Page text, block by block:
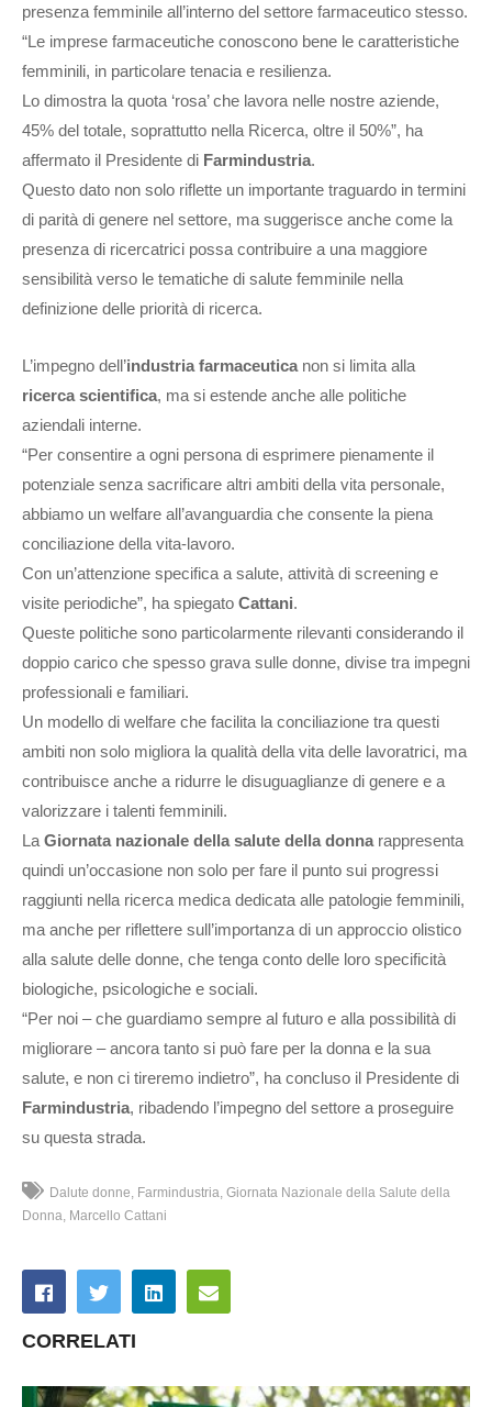
presenza femminile all’interno del settore farmaceutico stesso.
“Le imprese farmaceutiche conoscono bene le caratteristiche
femminili, in particolare tenacia e resilienza.
Lo dimostra la quota ‘rosa’ che lavora nelle nostre aziende,
45% del totale, soprattutto nella Ricerca, oltre il 50%”, ha
affermato il Presidente di Farmindustria.
Questo dato non solo riflette un importante traguardo in termini
di parità di genere nel settore, ma suggerisce anche come la
presenza di ricercatrici possa contribuire a una maggiore
sensibilità verso le tematiche di salute femminile nella
definizione delle priorità di ricerca.
L’impegno dell’industria farmaceutica non si limita alla
ricerca scientifica, ma si estende anche alle politiche
aziendali interne.
“Per consentire a ogni persona di esprimere pienamente il
potenziale senza sacrificare altri ambiti della vita personale,
abbiamo un welfare all’avanguardia che consente la piena
conciliazione della vita-lavoro.
Con un’attenzione specifica a salute, attività di screening e
visite periodiche”, ha spiegato Cattani.
Queste politiche sono particolarmente rilevanti considerando il
doppio carico che spesso grava sulle donne, divise tra impegni
professionali e familiari.
Un modello di welfare che facilita la conciliazione tra questi
ambiti non solo migliora la qualità della vita delle lavoratrici, ma
contribuisce anche a ridurre le disuguaglianze di genere e a
valorizzare i talenti femminili.
La Giornata nazionale della salute della donna rappresenta
quindi un’occasione non solo per fare il punto sui progressi
raggiunti nella ricerca medica dedicata alle patologie femminili,
ma anche per riflettere sull’importanza di un approccio olistico
alla salute delle donne, che tenga conto delle loro specificità
biologiche, psicologiche e sociali.
“Per noi – che guardiamo sempre al futuro e alla possibilità di
migliorare – ancora tanto si può fare per la donna e la sua
salute, e non ci tireremo indietro”, ha concluso il Presidente di
Farmindustria, ribadendo l’impegno del settore a proseguire
su questa strada.
Dalute donne Farmindustria Giornata Nazionale della Salute della
Donna Marcello Cattani
CORRELATI